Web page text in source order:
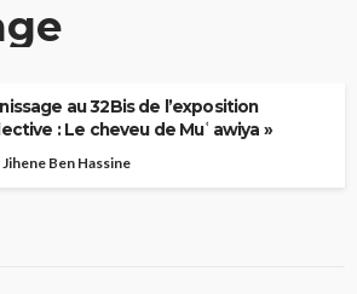
au 32Bis de l’exposition
: Le cheveu de Muʿawiya »
Jihene Ben Hassine